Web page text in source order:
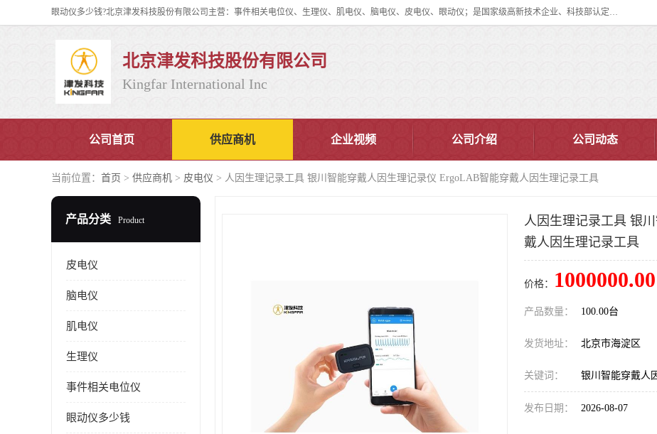
眼动仪多少钱?北京津发科技股份有限公司主营：事件相关电位仪、生理仪、肌电仪、脑电仪、皮电仪、眼动仪；是国家级高新技术企业、科技部认定的科技型中小企业和中关村高新技术企业，具备保密资格，具备自主进出口经营权；自主研发技术、产品与服务荣获多项省部级科学技术奖励、国家发明专利、国家软件著作权和省部级新技术新产品（服务）认证。
北京津发科技股份有限公司
Kingfar International Inc
公司首页 供应商机 企业视频 公司介绍 公司动态
当前位置： 首页 > 供应商机 > 皮电仪 > 人因生理记录工具 银川智能穿戴人因生理记录仪 ErgoLAB智能穿戴人因生理记录工具
产品分类 Product
皮电仪
脑电仪
肌电仪
生理仪
事件相关电位仪
眼动仪多少钱
人因生理记录工具 银
戴人因生理记录工具
价格： 1000000.00
产品数量： 100.00台
发货地址： 北京市海淀区
关键词： 银川智能穿戴人
发布日期： 2026-08-07